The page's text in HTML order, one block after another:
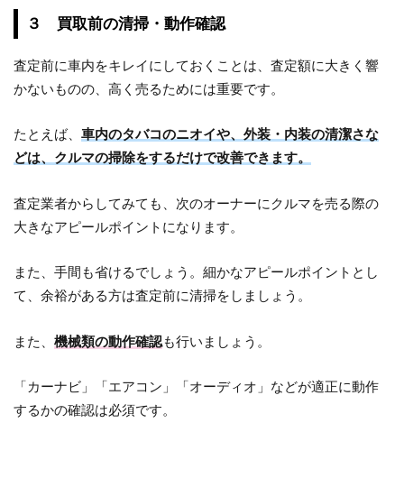
３ 買取前の清掃・動作確認
査定前に車内をキレイにしておくことは、査定額に大きく響
かないものの、高く売るためには重要です。
たとえば、車内のタバコのニオイや、外装・内装の清潔さな
どは、クルマの掃除をするだけで改善できます。
査定業者からしてみても、次のオーナーにクルマを売る際の
大きなアピールポイントになります。
また、手間も省けるでしょう。細かなアピールポイントとし
て、余裕がある方は査定前に清掃をしましょう。
また、機械類の動作確認も行いましょう。
「カーナビ」「エアコン」「オーディオ」などが適正に動作
するかの確認は必須です。